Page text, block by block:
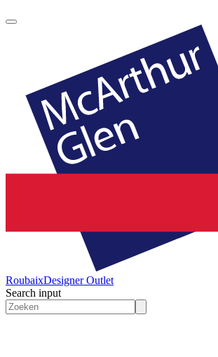
RoubaixDesigner Outlet
Search input